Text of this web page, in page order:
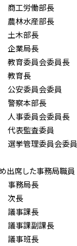
労働
水産
部長
局長
委員会
長
委員会
本部
委員会
監査
理委員会委員
出席した事務局職員
局長
長
課長
課副
班長